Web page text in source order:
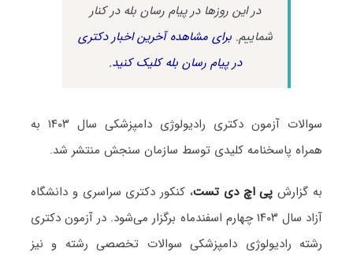
در این روزها در پیام رسان بله در کنار
شماییم.برای مشاهده آخرین اخبار دکتری
در پیام رسان بله کلیک کنید.
سوالات آزمون دکتری رادیولوژی دامپزشکی سال ۱۴۰۳ به
همراه پاسخنامه کلیدی توسط سازمان سنجش منتشر شد.
به گزارشپی اچ دی تست، کنکور دکتری سراسری و دانشگاه
آزاد سال ۱۴۰۳ چهارم اسفندماه برگزار می‌شود. در آزمون دکتری
رشته رادیولوژی دامپزشکی سوالات تخصصی رشته و نیز